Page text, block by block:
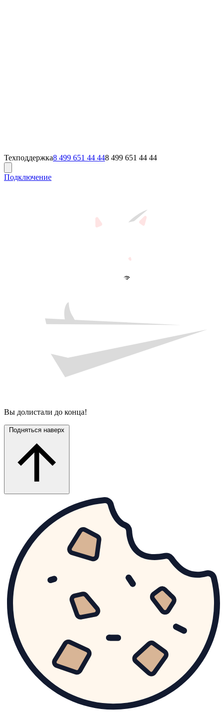
Техподдержка8 499 651 44 448 499 651 44 44
Подключение
Вы долистали до конца!